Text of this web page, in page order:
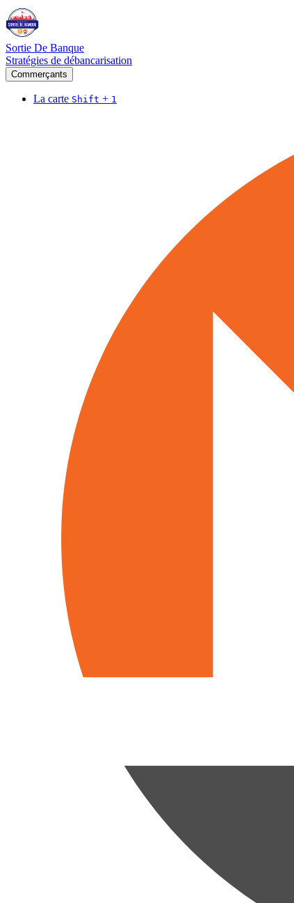
Sortie De Banque
Stratégies de débancarisation
Commerçants
La carte Shift + 1